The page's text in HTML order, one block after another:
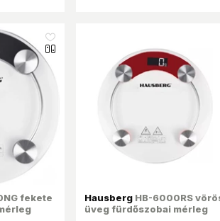
like_16
fekete
Hausberg HB-6000RS
üveg fürdőszobai mérleg